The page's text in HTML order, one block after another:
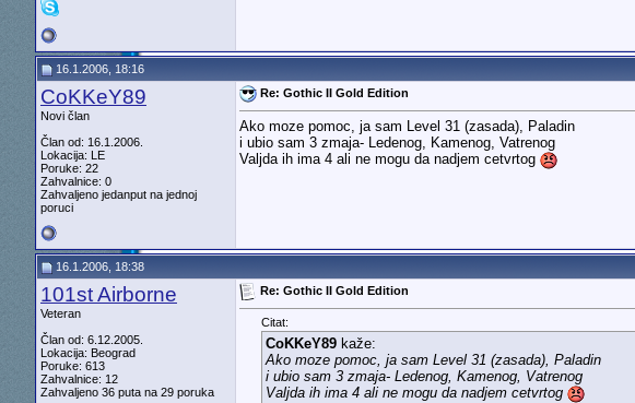
16.1.2006, 18:16
CoKKeY89
Novi član
Član od: 16.1.2006.
Lokacija: LE
Poruke: 22
Zahvalnice: 0
Zahvaljeno jedanput na jednoj
poruci
Re: Gothic II Gold Edition
Ako moze pomoc, ja sam Level 31 (zasada), Paladin
i ubio sam 3 zmaja- Ledenog, Kamenog, Vatrenog
Valjda ih ima 4 ali ne mogu da nadjem cetvrtog
16.1.2006, 18:38
101st Airborne
Veteran
Član od: 6.12.2005.
Lokacija: Beograd
Poruke: 613
Zahvalnice: 12
Zahvaljeno 36 puta na 29 poruka
Re: Gothic II Gold Edition
Citat:
CoKKeY89kaže:
Ako moze pomoc, ja sam Level 31 (zasada), Paladin
i ubio sam 3 zmaja- Ledenog, Kamenog, Vatrenog
Valjda ih ima 4 ali ne mogu da nadjem cetvrtog